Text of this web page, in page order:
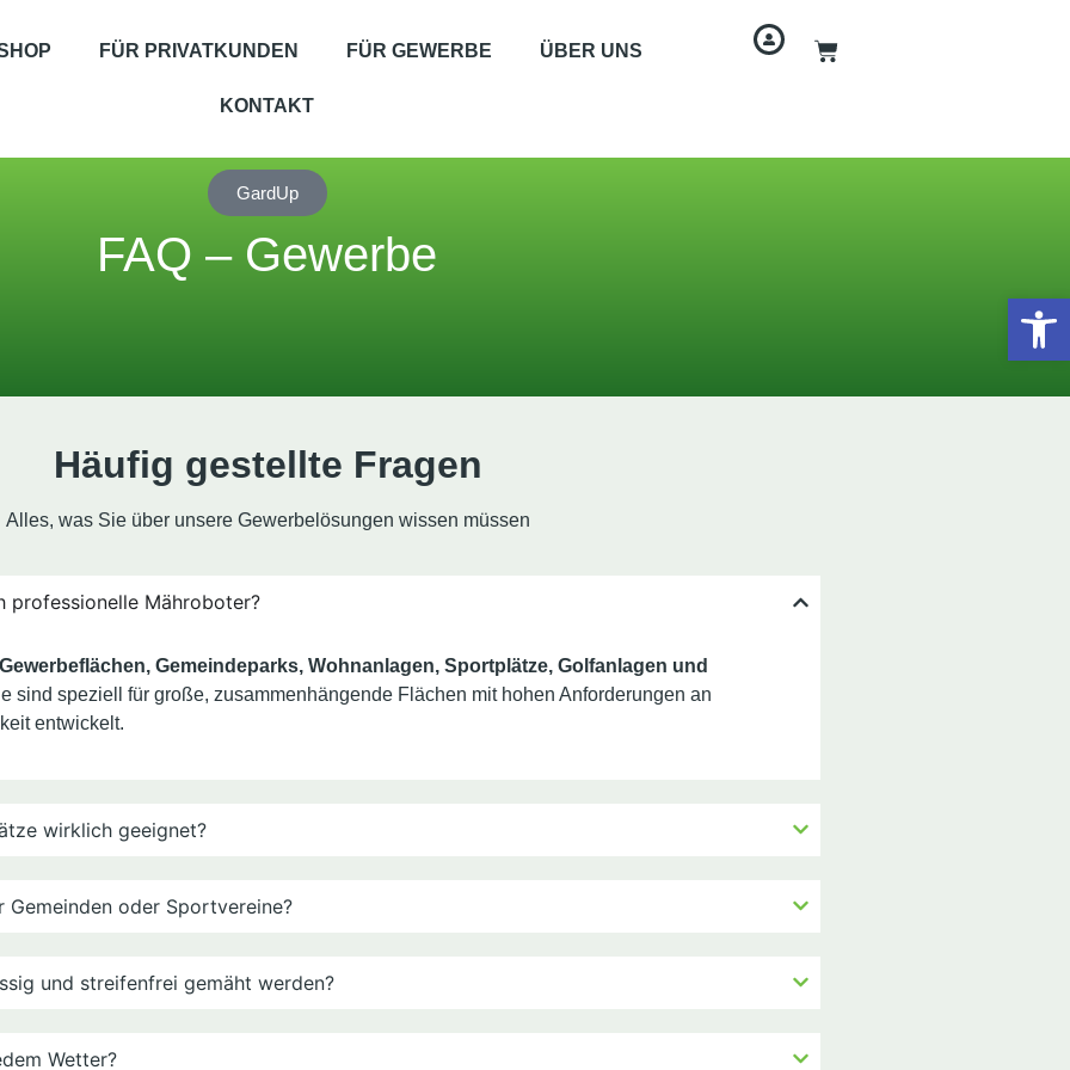
FÜR PRIVATKUNDEN FÜR GEWERBE ÜBER UNS
KONTAKT
GardUp
FAQ – Gewerbe
Häufig gestellte Fragen
Alles, was Sie über unsere Gewerbelösungen wissen müssen
professionelle Mähroboter?
Gemeindeparks, Wohnanlagen, Sportplätze, Golfanlagen und
sind speziell für große, zusammenhängende Flächen mit hohen Anforderungen an
entwickelt.
wirklich geeignet?
oder Sportvereine?
und streifenfrei gemäht werden?
Wetter?